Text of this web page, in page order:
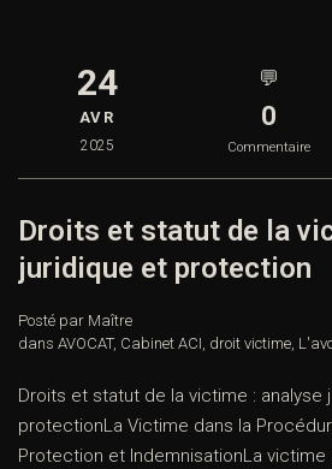
24
AVR
2025
💬
0
Commentaire
Droits et statut de la
juridique et protection
Posté par Maître
dans AVOCAT, Cabinet ACI, droit victime,
Droits et statut de la victime : analyse
protectionLa Victime dans la
Protection et IndemnisationLa victime